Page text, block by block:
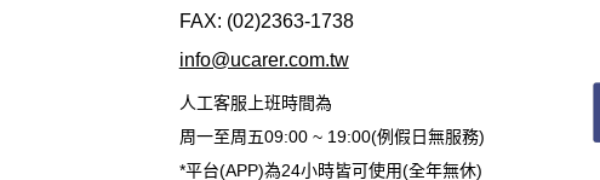
FAX: (02)2363-1738
info@ucarer.com.tw
人工客服上班時間為
周一至周五09:00 ~ 19:00(例假日無服務)
*平台(APP)為24小時皆可使用(全年無休)